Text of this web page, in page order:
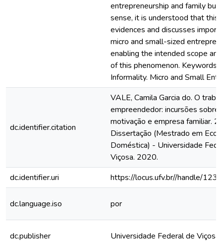
entrepreneurship and family
sense, it is understood that this
evidences and discusses
micro and small-sized
enabling the intended scope
of this phenomenon. Keywords:
Informality. Micro and Small
dc.identifier.citation
VALE, Camila Garcia do. O
empreendedor: incursões sobre
motivação e empresa familiar.
Dissertação (Mestrado em
Doméstica) - Universidade
Viçosa. 2020.
dc.identifier.uri
https://locus.ufv.br//handle/
dc.language.iso por
dc.publisher Universidade Federal de Viçosa